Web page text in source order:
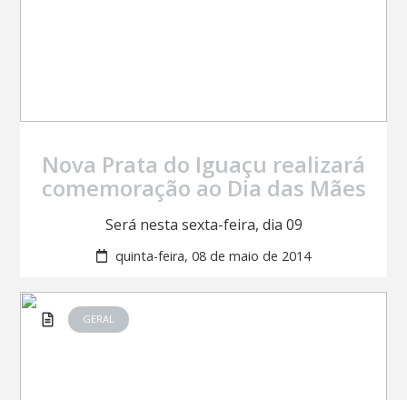
Nova Prata do Iguaçu realizará
comemoração ao Dia das Mães
Será nesta sexta-feira, dia 09
quinta-feira, 08 de maio de 2014
GERAL